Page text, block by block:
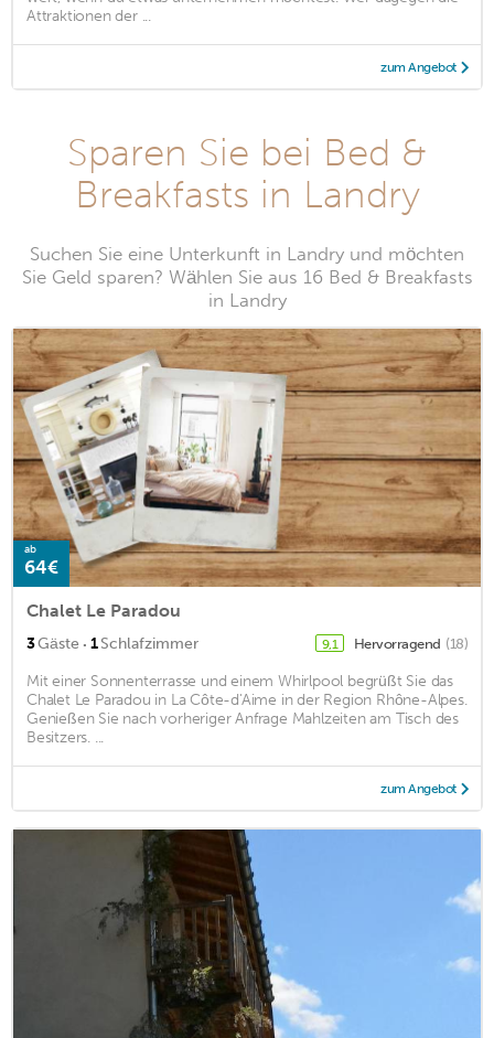
Attraktionen der ...
zum Angebot
Sparen Sie bei Bed &
Breakfasts in Landry
Suchen Sie eine Unterkunft in Landry und möchten
Sie Geld sparen? Wählen Sie aus 16 Bed & Breakfasts
in Landry
ab
64€
Chalet Le Paradou
3Gäste · 1Schlafzimmer 9,1 Hervorragend (18)
Mit einer Sonnenterrasse und einem Whirlpool begrüßt Sie das
Chalet Le Paradou in La Côte-d'Aime in der Region Rhône-Alpes.
Genießen Sie nach vorheriger Anfrage Mahlzeiten am Tisch des
Besitzers. ...
zum Angebot